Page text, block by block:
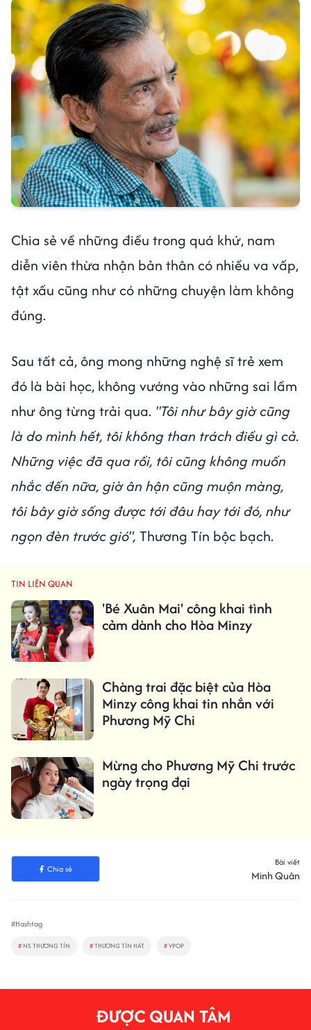
Chia sẻ về những điều trong quá khứ, nam
diễn viên thừa nhận bản thân có nhiều va vấp,
tật xấu cũng như có những chuyện làm không
đúng.
Sau tất cả, ông mong những nghệ sĩ trẻ xem
đó là bài học, không vướng vào những sai lầm
như ông từng trải qua. "Tôi như bây giờ cũng
là do mình hết, tôi không than trách điều gì cả.
Những việc đã qua rồi, tôi cũng không muốn
nhắc đến nữa, giờ ân hận cũng muộn màng,
tôi bây giờ sống được tới đâu hay tới đó, như
ngọn đèn trước gió", Thương Tín bộc bạch.
TIN LIÊN QUAN
'Bé Xuân Mai' công khai tình
cảm dành cho Hòa Minzy
Chàng trai đặc biệt của Hòa
Minzy công khai tin nhắn với
Phương Mỹ Chi
Mừng cho Phương Mỹ Chi trước
ngày trọng đại
Chia sẻ
Bài viết
Minh Quân
#Hashtag
# NS THƯƠNG TÍN #THƯƠNG TÍN HÁT #VPOP
ĐƯỢC QUAN TÂM